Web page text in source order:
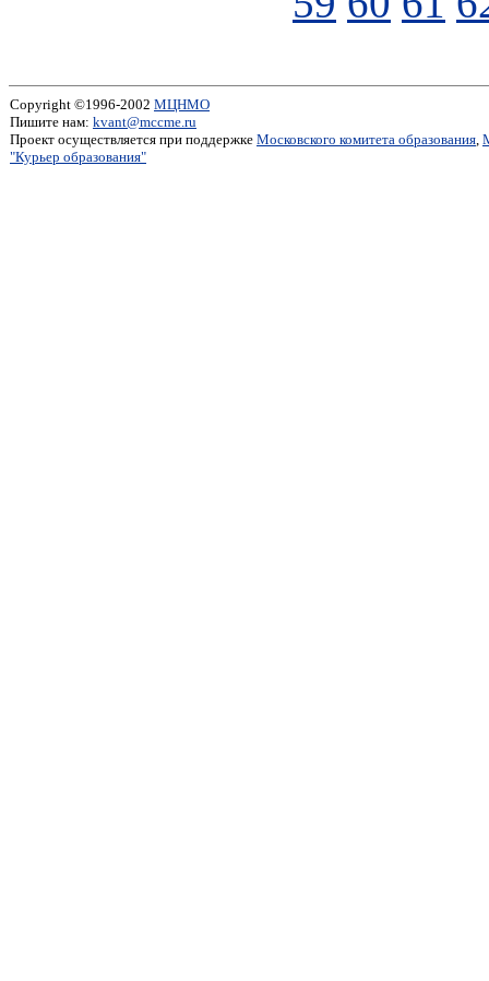
Copyright ©1996-2002 МЦНМО
Пишите нам: kvant@mccme.ru
Проект осуществляется при поддержке Московского комитета образования,
"Курьер образования"